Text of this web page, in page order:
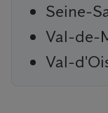
Seine-
Val-de-
Val-